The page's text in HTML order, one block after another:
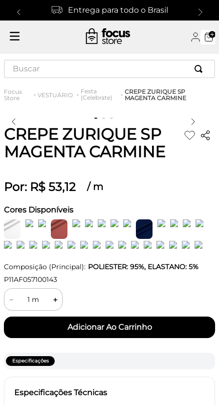
Entrega para todo o Brasil
Buscar
VESTUÁRIO
Festa
(Celebrate)
CREPE ZURIQUE SP
MAGENTA CARMINE
CREPE ZURIQUE SP
MAGENTA CARMINE
Por: R$ 53,12 / m
Cores Disponíveis
Composição (Principal): POLIESTER: 95%, ELASTANO: 5%
P11AF057100143
＋
－
Especificações
Especificações Técnicas